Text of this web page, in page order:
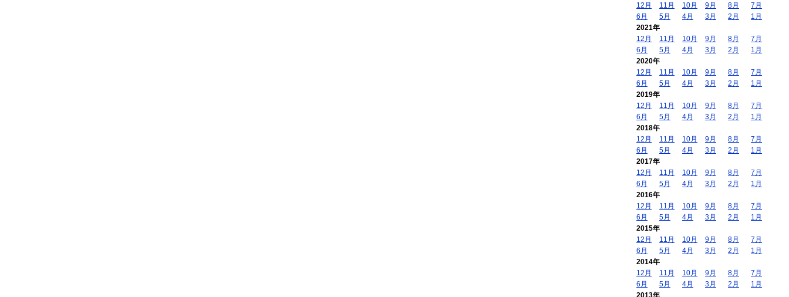
12月
11月 10月 9月 8月
7月
6月
5月 4月 3月 2月
1月
2021年
12月
11月 10月 9月 8月
7月
6月
5月 4月 3月 2月
1月
2020年
12月
11月 10月 9月 8月
7月
6月
5月 4月 3月 2月
1月
2019年
12月
11月 10月 9月 8月
7月
6月
5月 4月 3月 2月
1月
2018年
12月
11月 10月 9月 8月
7月
6月
5月 4月 3月 2月
1月
2017年
12月
11月 10月 9月 8月
7月
6月
5月 4月 3月 2月
1月
2016年
12月
11月 10月 9月 8月
7月
6月
5月 4月 3月 2月
1月
2015年
12月
11月 10月 9月 8月
7月
6月
5月 4月 3月 2月
1月
2014年
12月
11月 10月 9月 8月
7月
6月
5月 4月 3月 2月
1月
2013年